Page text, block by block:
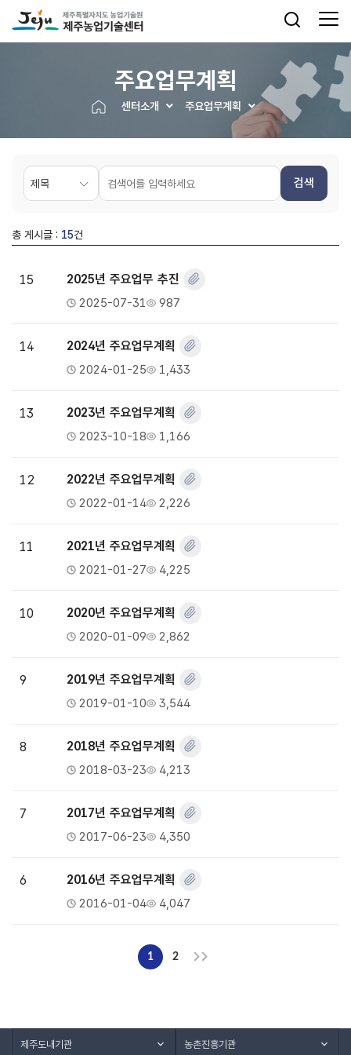
주요업무계획
센터소개 주요업무계획
검색
총 게시글 : 15건
15 2025년 주요업무 추진
2025-07-31 987
14 2024년 주요업무계획
2024-01-25 1,433
13 2023년 주요업무계획
2023-10-18 1,166
12 2022년 주요업무계획
2022-01-14 2,226
11 2021년 주요업무계획
2021-01-27 4,225
10 2020년 주요업무계획
2020-01-09 2,862
9 2019년 주요업무계획
2019-01-10 3,544
8 2018년 주요업무계획
2018-03-23 4,213
7 2017년 주요업무계획
2017-06-23 4,350
6 2016년 주요업무계획
2016-01-04 4,047
1 2
제주도내기관 농촌진흥기관